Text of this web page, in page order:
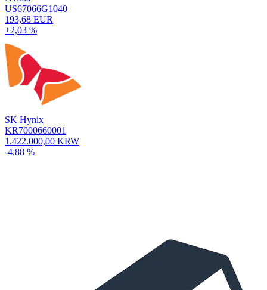
US67066G1040
193,68 EUR
+2,03 %
SK Hynix
KR7000660001
1.422.000,00 KRW
-4,88 %